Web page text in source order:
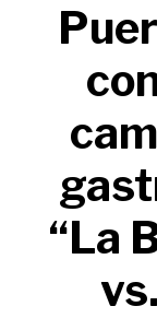
página
“La